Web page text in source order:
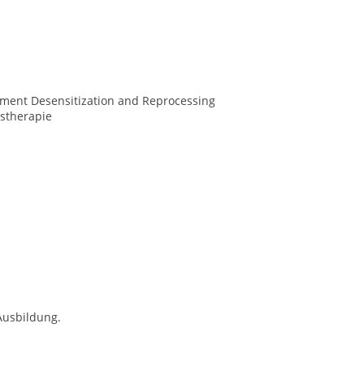
Desensitization and Reprocessing